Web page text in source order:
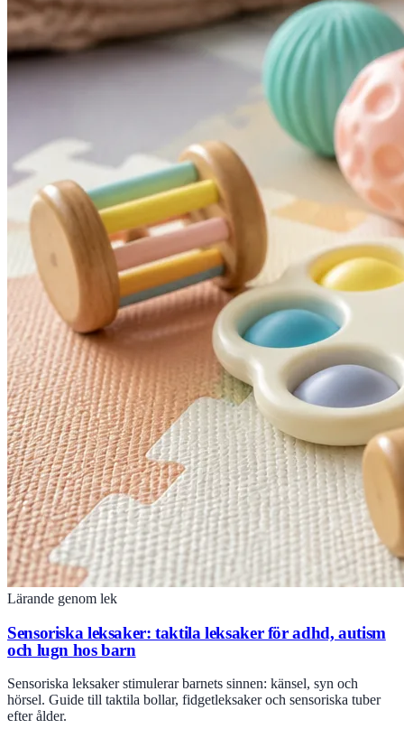
Lärande genom lek
Sensoriska leksaker: taktila leksaker för adhd, autism
och lugn hos barn
Sensoriska leksaker stimulerar barnets sinnen: känsel, syn och
hörsel. Guide till taktila bollar, fidgetleksaker och sensoriska tuber
efter ålder.